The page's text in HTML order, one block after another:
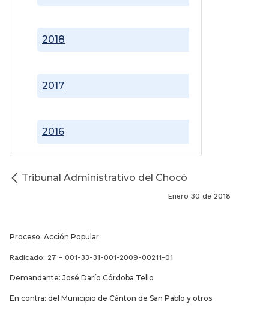
2016
2017
2018
Tribunal Administrativo del Chocó
Enero 30 de 2018
Proceso: Acción Popular
Radicado: 27 - 001-33-31-001-2009-00211-01
Demandante: José Darío Córdoba Tello
En contra: del Municipio de Cánton de San Pablo y otros